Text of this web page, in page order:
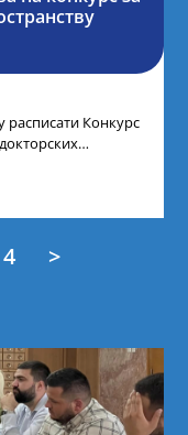
расписати Конкурс
4 >